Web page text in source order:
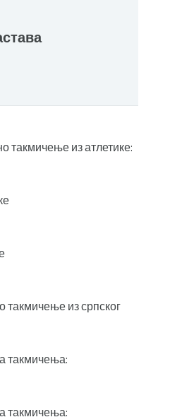
такмичење из атлетике:
такмичење из српског
такмичења:
такмичења: